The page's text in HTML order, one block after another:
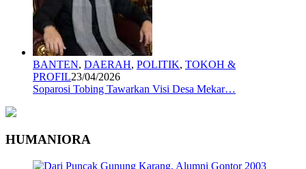
BANTEN, DAERAH, POLITIK, TOKOH &
PROFIL23/04/2026
Soparosi Tobing Tawarkan Visi Desa Mekar…
HUMANIORA